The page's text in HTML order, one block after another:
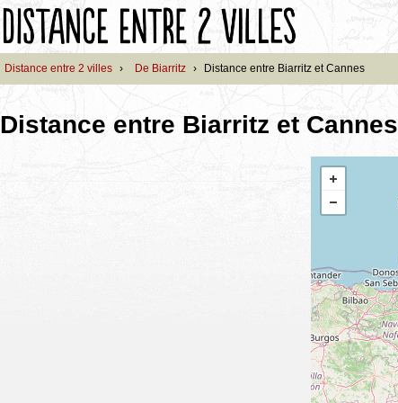
Distance entre 2 villes › De Biarritz › Distance entre Biarritz et Cannes
Distance entre Biarritz et Cannes